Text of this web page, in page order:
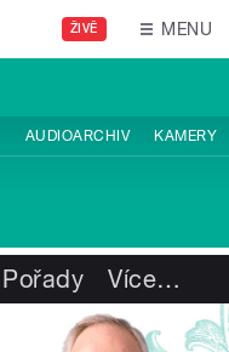
ŽIVĚ MENU
AUDIOARCHIV KAMERY
Pořady Více…